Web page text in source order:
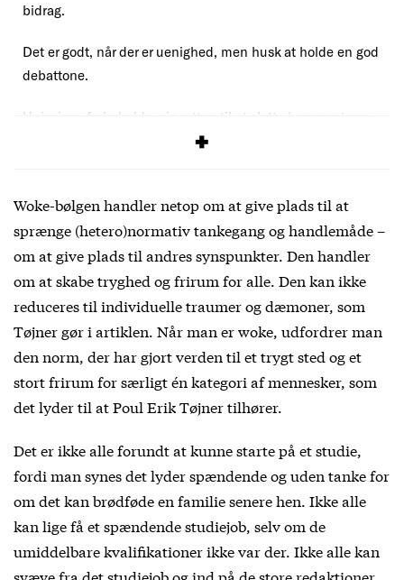
bidrag.
Det er godt, når der er uenighed, men husk at holde en god
debattone.
Uniavisen forbeholder sig retten til at slette kommentarer,
debatregler
Woke-bølgen handler netop om at give plads til at
sprænge (hetero)normativ tankegang og handlemåde –
om at give plads til andres synspunkter. Den handler
om at skabe tryghed og frirum for alle. Den kan ikke
reduceres til individuelle traumer og dæmoner, som
Tøjner gør i artiklen. Når man er woke, udfordrer man
den norm, der har gjort verden til et trygt sted og et
stort frirum for særligt én kategori af mennesker, som
det lyder til at Poul Erik Tøjner tilhører.
Det er ikke alle forundt at kunne starte på et studie,
fordi man synes det lyder spændende og uden tanke for
om det kan brødføde en familie senere hen. Ikke alle
kan lige få et spændende studiejob, selv om de
umiddelbare kvalifikationer ikke var der. Ikke alle kan
svæve fra det studiejob og ind på de store redaktioner